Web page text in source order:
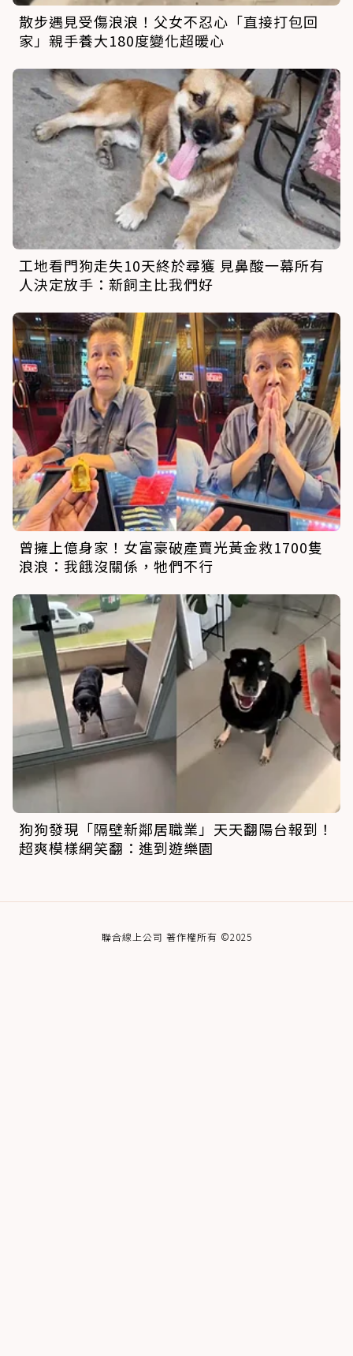
散步遇見受傷浪浪！父女不忍心「直接打包回
家」親手養大180度變化超暖心
工地看門狗走失10天終於尋獲 見鼻酸一幕所有
人決定放手：新飼主比我們好
曾擁上億身家！女富豪破產賣光黃金救1700隻
浪浪：我餓沒關係，牠們不行
狗狗發現「隔壁新鄰居職業」天天翻陽台報到！
超爽模樣網笑翻：進到遊樂園
聯合線上公司 著作權所有 ©2025